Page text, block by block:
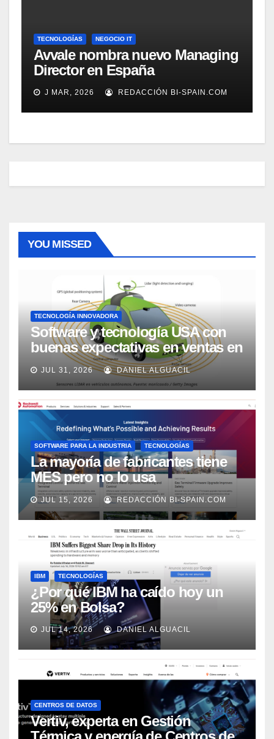
TECNOLOGÍAS NEGOCIO IT
Avvale nombra nuevo Managing
Director en España
J MAR, 2026 REDACCIÓN BI-SPAIN.COM
YOU MISSED
TECNOLOGÍA INNOVADORA
Software y tecnología USA con
buenas expectativas en ventas en
los próximos 2 años, según
Market Watch
JUL 31, 2026 DANIEL ALGUACIL
SOFTWARE PARA LA INDUSTRIA TECNOLOGÍAS
La mayoría de fabricantes tiene
MES pero no lo usa
adecuadamente, según Rockwell
Automation
JUL 15, 2026 REDACCIÓN BI-SPAIN.COM
IBM TECNOLOGÍAS
¿Por qué IBM ha caído hoy un
25% en Bolsa?
JUL 14, 2026 DANIEL ALGUACIL
CENTROS DE DATOS
Vertiv, experta en Gestión